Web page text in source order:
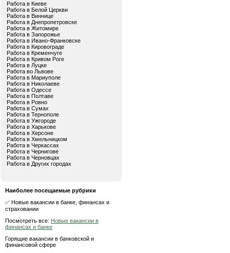
Работа в Киеве
Работа в Белой Церкви
Работа в Виннице
Работа в Днепропетровске
Работа в Житомире
Работа в Запорожье
Работа в Ивано-Франковске
Работа в Кировограде
Работа в Кременчуге
Работа в Кривом Роге
Работа в Луцке
Работа во Львове
Работа в Мариуполе
Работа в Николаеве
Работа в Одессе
Работа в Полтаве
Работа в Ровно
Работа в Сумах
Работа в Тернополе
Работа в Ужгороде
Работа в Харькове
Работа в Херсоне
Работа в Хмельницком
Работа в Черкассах
Работа в Чернигове
Работа в Черновцах
Работа в Других городах
Наиболее посещаемые рубрики
✅ Новые вакансии в банке, финансах и
страховании
Посмотреть все: Новые вакансии в
финансах и банке
Горящие вакансии в банковской и
финансовой сфере